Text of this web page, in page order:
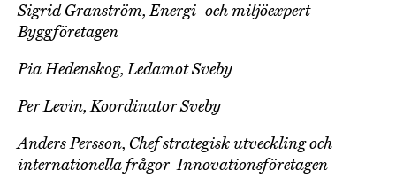
Sigrid Granström, Energi- och miljöexpert
Byggföretagen
Pia Hedenskog, Ledamot Sveby
Per Levin, Koordinator Sveby
Anders Persson, Chef strategisk utveckling och
internationella frågor Innovationsföretagen